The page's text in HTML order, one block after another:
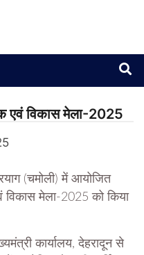
एवं विकास मेला-2025
(चमोली) में आयोजित
विकास मेला-2025 को किया
कार्यालय, देहरादून से